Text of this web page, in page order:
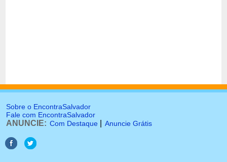
Sobre o EncontraSalvador
Fale com EncontraSalvador
ANUNCIE: Com Destaque Anuncie Grátis